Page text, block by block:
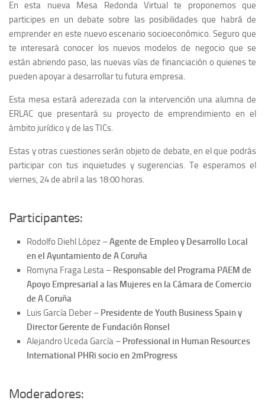
Seminarios y formación permanente
Curso Básico en Prevención de Riesgos Laborales –
Inscripción Abierta
Ayudas a la formación – Fundación Tripartita
Empleo y Emprendimiento
Orientación y prácticas en empresas
Prácticas Académicas Externas
Emprendimiento
Puntos de Atención al Emprendedor (PAE)
Feria de empleo
Feria de Empleo 2021
Feria de Empleo 2023
Feira de emprego 2024
En esta nueva Mesa Redonda Virtual te proponemos que
participes en un debate sobre las posibilidades que habrá de
emprender en este nuevo escenario socioeconómico. Seguro que
te interesará conocer los nuevos modelos de negocio que se
están abriendo paso, las nuevas vías de financiación o quienes te
pueden apoyar a desarrollar tu futura empresa.
Esta mesa estará aderezada con la intervención una alumna de
ERLAC que presentará su proyecto de emprendimiento en el
ámbito jurídico y de las TICs.
Estas y otras cuestiones serán objeto de debate, en el que podrás
participar con tus inquietudes y sugerencias. Te esperamos el
viernes, 24 de abril a las 18:00 horas.
Participantes:
Rodolfo Diehl López –Agente de Empleo y Desarrollo Local
en el Ayuntamiento de A Coruña
Romyna Fraga Lesta – Responsable del Programa PAEM de
Apoyo Empresarial a las Mujeres en la Cámara de Comercio
de A Coruña
Luis García Deber – Presidente de Youth Business Spain y
Director Gerente de Fundación Ronsel
Alejandro Uceda García – Professional in Human Resources
International PHRi socio en 2mProgress
Moderadores: